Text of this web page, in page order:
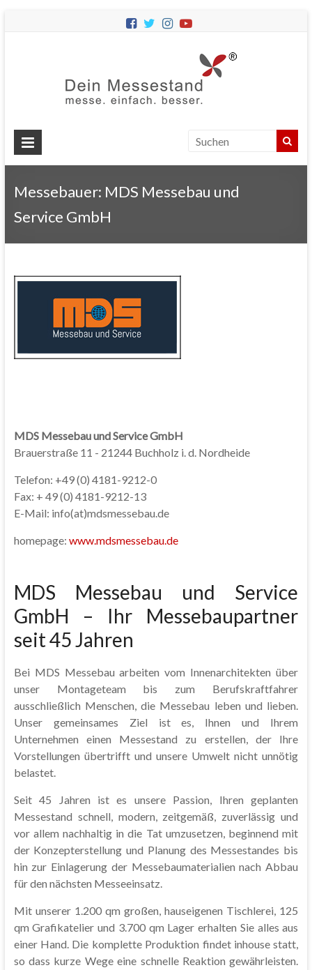
Messestände
für
Messebauer: MDS Messebau und
Service GmbH
MDS Messebau und Service GmbH
Brauerstraße 11 - 21244 Buchholz i. d. Nordheide
Telefon: +49 (0) 4181-9212-0
Fax: + 49 (0) 4181-9212-13
E-Mail: info(at)mdsmessebau.de
homepage: www.mdsmessebau.de
MDS Messebau und Service
GmbH – Ihr Messebaupartner
seit 45 Jahren
Bei MDS Messebau arbeiten vom Innenarchitekten über
unser Montageteam bis zum Berufskraftfahrer
ausschließlich Menschen, die Messebau leben und lieben.
Unser gemeinsames Ziel ist es, Ihnen und Ihrem
Unternehmen einen Messestand zu erstellen, der Ihre
Vorstellungen übertrifft und unsere Umwelt nicht unnötig
belastet.
Seit 45 Jahren ist es unsere Passion, Ihren geplanten
Messestand schnell, modern, zeitgemäß, zuverlässig und
vor allem nachhaltig in die Tat umzusetzen, beginnend mit
der Konzepterstellung und Planung des Messestandes bis
hin zur Einlagerung der Messebaumaterialien nach Abbau
für den nächsten Messeeinsatz.
Mit unserer 1.200 qm großen, hauseigenen Tischlerei, 125
qm Grafikatelier und 3.700 qm Lager erhalten Sie alles aus
einer Hand. Die komplette Produktion findet inhouse statt,
so dass kurze Wege eine schnelle Reaktion gewährleisten.